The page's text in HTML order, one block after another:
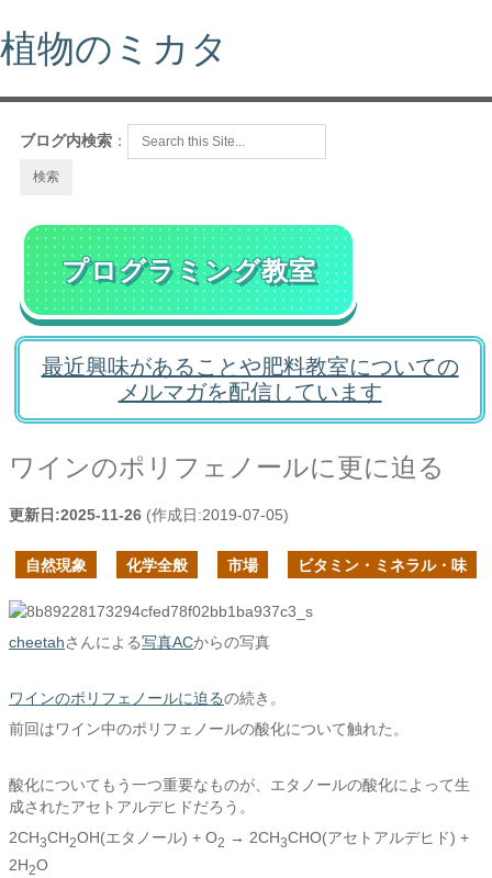
植物のミカタ
ブログ内検索 ：
プログラミング教室
最近興味があることや肥料教室についての
メルマガを配信しています
ワインのポリフェノールに更に迫る
更新日:2025-11-26 (作成日:2019-07-05)
自然現象 化学全般 市場 ビタミン・ミネラル・味
cheetahさんによる写真ACからの写真
ワインのポリフェノールに迫るの続き。
前回はワイン中のポリフェノールの酸化について触れた。
酸化についてもう一つ重要なものが、エタノールの酸化によって生
成されたアセトアルデヒドだろう。
2CH3CH2OH(エタノール) + O2 → 2CH3CHO(アセトアルデヒド) +
2H2O